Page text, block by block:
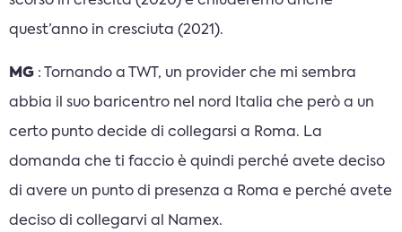
quest’anno in cresciuta (2021).
MG : Tornando a TWT, un provider che mi sembra
abbia il suo baricentro nel nord Italia che però a un
certo punto decide di collegarsi a Roma. La
domanda che ti faccio è quindi perché avete deciso
di avere un punto di presenza a Roma e perché avete
deciso di collegarvi al Namex.